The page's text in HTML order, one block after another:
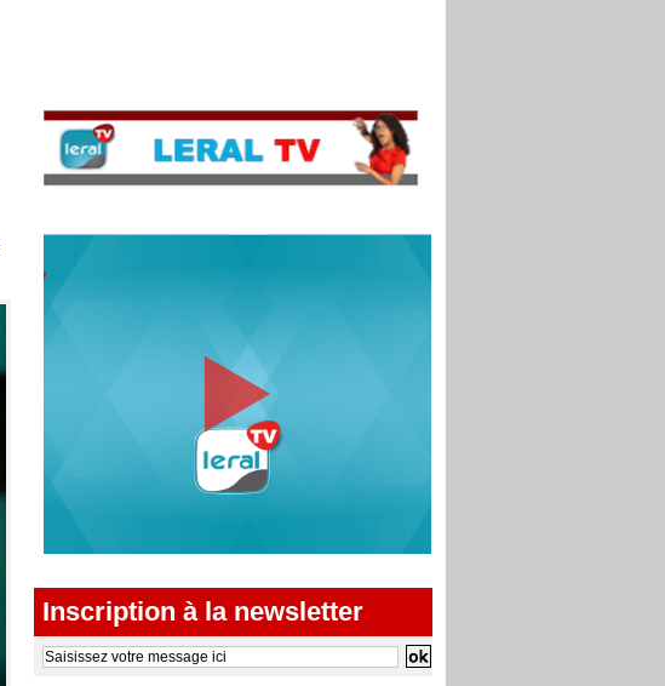
Inscription à la newsletter